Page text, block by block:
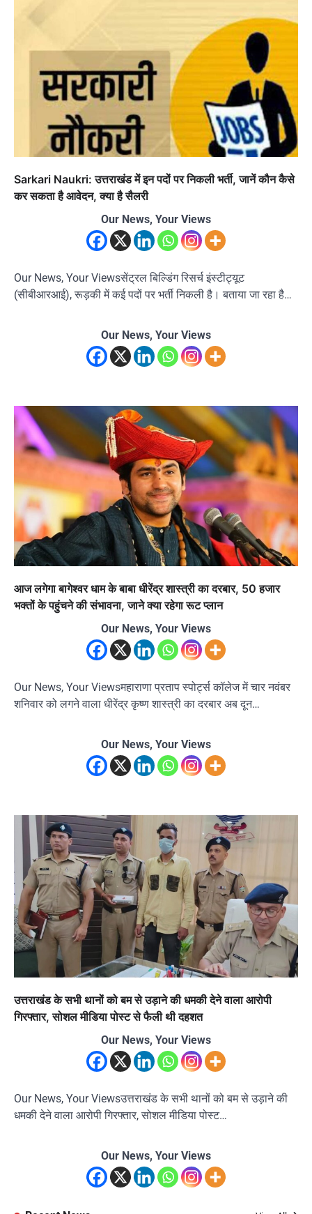
Sarkari Naukri: उत्तराखंड में इन पदों पर निकली भर्ती, जानें कौन कैसे
कर सकता है आवेदन, क्या है सैलरी
Our News, Your Views
Our News, Your Viewsसेंट्रल बिल्डिंग रिसर्च इंस्टीट्यूट
(सीबीआरआई), रूड़की में कई पदों पर भर्ती निकली है। बताया जा रहा है…
Our News, Your Views
आज लगेगा बागेश्वर धाम के बाबा धीरेंद्र शास्त्री का दरबार, 50 हजार
भक्तों के पहुंचने की संभावना, जाने क्या रहेगा रूट प्लान
Our News, Your Views
Our News, Your Viewsमहाराणा प्रताप स्पोर्ट्स कॉलेज में चार नवंबर
शनिवार को लगने वाला धीरेंद्र कृष्ण शास्त्री का दरबार अब दून…
Our News, Your Views
उत्तराखंड के सभी थानों को बम से उड़ाने की धमकी देने वाला आरोपी
गिरफ्तार, सोशल मीडिया पोस्ट से फैली थी दहशत
Our News, Your Views
Our News, Your Viewsउत्तराखंड के सभी थानों को बम से उड़ाने की
धमकी देने वाला आरोपी गिरफ्तार, सोशल मीडिया पोस्ट…
Our News, Your Views